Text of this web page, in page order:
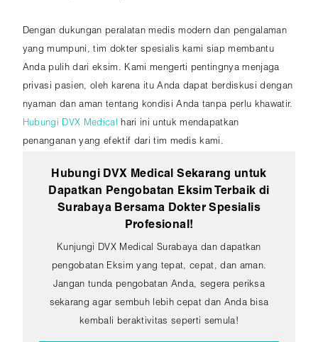
Dengan dukungan peralatan medis modern dan pengalaman
yang mumpuni, tim dokter spesialis kami siap membantu
Anda pulih dari eksim. Kami mengerti pentingnya menjaga
privasi pasien, oleh karena itu Anda dapat berdiskusi dengan
nyaman dan aman tentang kondisi Anda tanpa perlu khawatir.
Hubungi DVX Medical hari ini untuk mendapatkan
penanganan yang efektif dari tim medis kami.
Hubungi DVX Medical Sekarang untuk
Dapatkan Pengobatan Eksim Terbaik di
Surabaya Bersama Dokter Spesialis
Profesional!
Kunjungi DVX Medical Surabaya dan dapatkan
pengobatan Eksim yang tepat, cepat, dan aman.
Jangan tunda pengobatan Anda, segera periksa
sekarang agar sembuh lebih cepat dan Anda bisa
kembali beraktivitas seperti semula!